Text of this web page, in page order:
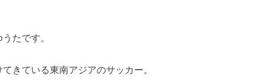
たです。
きている東南アジアのサッカー。